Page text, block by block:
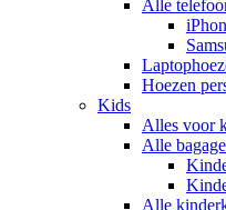
Alle
Hoezen
Kids
Alles voor
Alle
Alle